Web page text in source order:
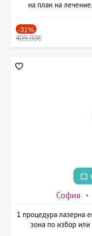
на план на
-31%
409.03€
София
1 процедура лазерна
зона по избор